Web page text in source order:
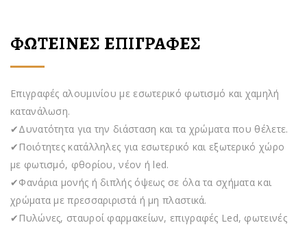
ΦΩΤΕΙΝΕΣ ΕΠΙΓΡΑΦΕΣ
Επιγραφές αλουμινίου με εσωτερικό φωτισμό και χαμηλή
κατανάλωση.
✔Δυνατότητα για την διάσταση και τα χρώματα που θέλετε.
✔Ποιότητες κατάλληλες για εσωτερικό και εξωτερικό χώρο
με φωτισμό, φθορίου, νέον ή led.
✔Φανάρια μονής ή διπλής όψεως σε όλα τα σχήματα και
χρώματα με πρεσσαριριστά ή μη πλαστικά.
✔Πυλώνες, σταυροί φαρμακείων, επιγραφές Led, φωτεινές